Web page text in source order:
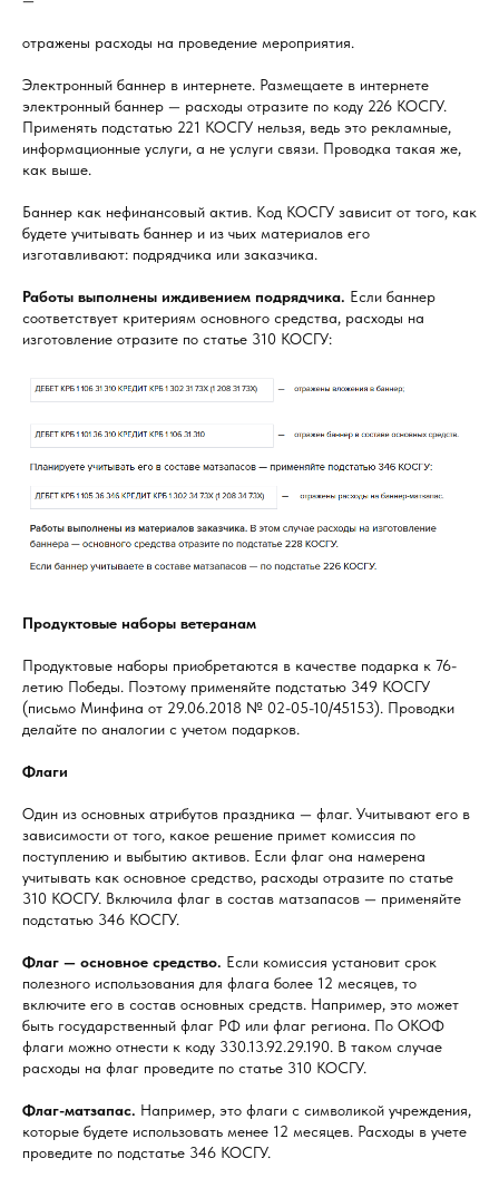
отражены расходы на проведение мероприятия.
Электронный баннер в интернете. Размещаете в интернете
электронный баннер — расходы отразите по коду 226 КОСГУ.
Применять подстатью 221 КОСГУ нельзя, ведь это рекламные,
информационные услуги, а не услуги связи. Проводка такая же,
как выше.
Баннер как нефинансовый актив. Код КОСГУ зависит от того, как
будете учитывать баннер и из чьих материалов его
изготавливают: подрядчика или заказчика.
Работы выполнены иждивением подрядчика. Если баннер
соответствует критериям основного средства, расходы на
изготовление отразите по статье 310 КОСГУ:
Продуктовые наборы ветеранам
Продуктовые наборы приобретаются в качестве подарка к 76-
летию Победы. Поэтому применяйте подстатью 349 КОСГУ
(письмо Минфина от 29.06.2018 № 02-05-10/45153). Проводки
делайте по аналогии с учетом подарков.
Флаги
Один из основных атрибутов праздника — флаг. Учитывают его в
зависимости от того, какое решение примет комиссия по
поступлению и выбытию активов. Если флаг она намерена
учитывать как основное средство, расходы отразите по статье
310 КОСГУ. Включила флаг в состав матзапасов — применяйте
подстатью 346 КОСГУ.
Флаг — основное средство. Если комиссия установит срок
полезного использования для флага более 12 месяцев, то
включите его в состав основных средств. Например, это может
быть государственный флаг РФ или флаг региона. По ОКОФ
флаги можно отнести к коду 330.13.92.29.190. В таком случае
расходы на флаг проведите по статье 310 КОСГУ.
Флаг-матзапас. Например, это флаги с символикой учреждения,
которые будете использовать менее 12 месяцев. Расходы в учете
проведите по подстатье 346 КОСГУ.